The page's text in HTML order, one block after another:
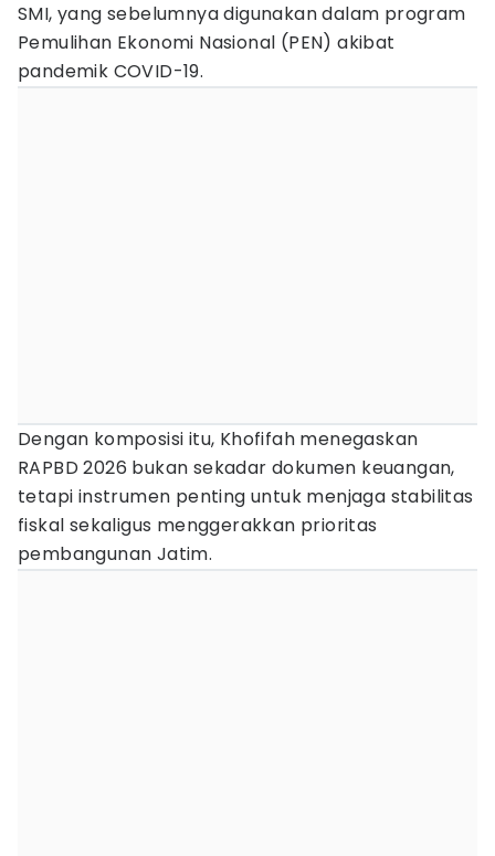
SMI, yang sebelumnya digunakan dalam program
Pemulihan Ekonomi Nasional (PEN) akibat
pandemik COVID-19.
Dengan komposisi itu, Khofifah menegaskan
RAPBD 2026 bukan sekadar dokumen keuangan,
tetapi instrumen penting untuk menjaga stabilitas
fiskal sekaligus menggerakkan prioritas
pembangunan Jatim.